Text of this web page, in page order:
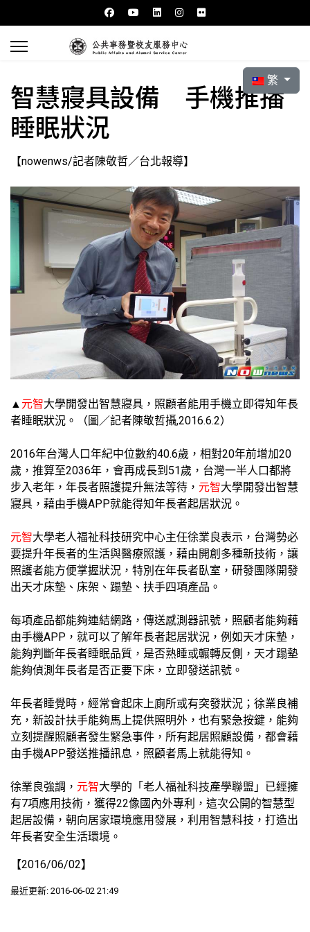
選擇你的語言
繁
智慧寢具設備 手機推播
睡眠狀況
【nowenws/記者陳敬哲／台北報導】
▲ 元智大學開發出智慧寢具，照顧者能用手機立即得知年長
者睡眠狀況。（圖／記者陳敬哲攝,2016.6.2）
2016年台灣人口年紀中位數約40.6歲，相對20年前增加20
歲，推算至2036年，會再成長到51歲，台灣一半人口都將
步入老年，年長者照護提升無法等待， 元智大學開發出智慧
寢具，藉由手機APP就能得知年長者起居狀況。
元智大學老人福祉科技研究中心主任徐業良表示，台灣勢必
要提升年長者的生活與醫療照護，藉由開創多種新技術，讓
照護者能方便掌握狀況，特別在年長者臥室，研發團隊開發
出天才床墊、床架、蹋墊、扶手四項產品。
每項產品都能夠連結網路，傳送感測器訊號，照顧者能夠藉
由手機APP，就可以了解年長者起居狀況，例如天才床墊，
能夠判斷年長者睡眠品質，是否熟睡或輾轉反側，天才蹋墊
能夠偵測年長者是否正要下床，立即發送訊號。
年長者睡覺時，經常會起床上廁所或有突發狀況；徐業良補
充，新設計扶手能夠馬上提供照明外，也有緊急按鍵，能夠
立刻提醒照顧者發生緊急事件，所有起居照顧設備，都會藉
由手機APP發送推播訊息，照顧者馬上就能得知。
徐業良強調， 元智大學的「老人福祉科技產學聯盟」已經擁
有7項應用技術，獲得22像國內外專利，這次公開的智慧型
起居設備，朝向居家環境應用發展，利用智慧科技，打造出
年長者安全生活環境。
【2016/06/02】
最近更新: 2016-06-02 21:49